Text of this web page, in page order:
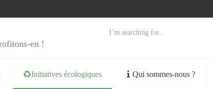
en !
Initiatives écologiques Qui sommes-nous ?